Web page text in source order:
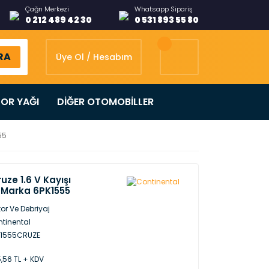
Çağrı Merkezi
0 212 489 42 30
Whatsapp Sipariş
0 531 893 55 80
Üye Ol / Hesabım
YAĞI DİĞER OTOMOBİLLER
1.6 V Kayışı
6PK1555
Ve Debriyaj
TL + KDV